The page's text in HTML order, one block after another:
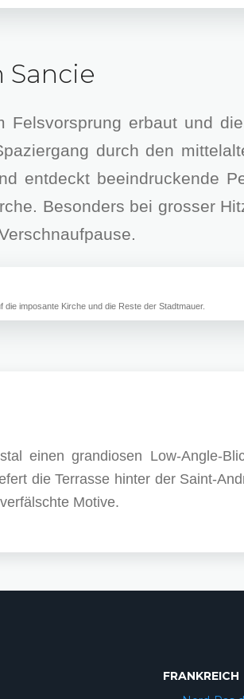
Felsvorsprung erbaut und
durch den
entdeckt beeindruckende
Besonders bei grosser
die imposante Kirche und die Reste der Stadtmauer.
einen grandiosen Low-Angle-
die Terrasse hinter der Saint-
Motive.
FRANKREICH